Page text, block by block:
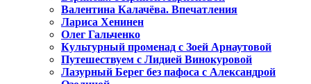
Валентина Калачёва. Впечатления
Лариса Хенинен
Олег Гальченко
Культурный променад с Зоей Арнаутовой
Путешествуем с Лидией Винокуровой
Лазурный Берег без пафоса с Александрой